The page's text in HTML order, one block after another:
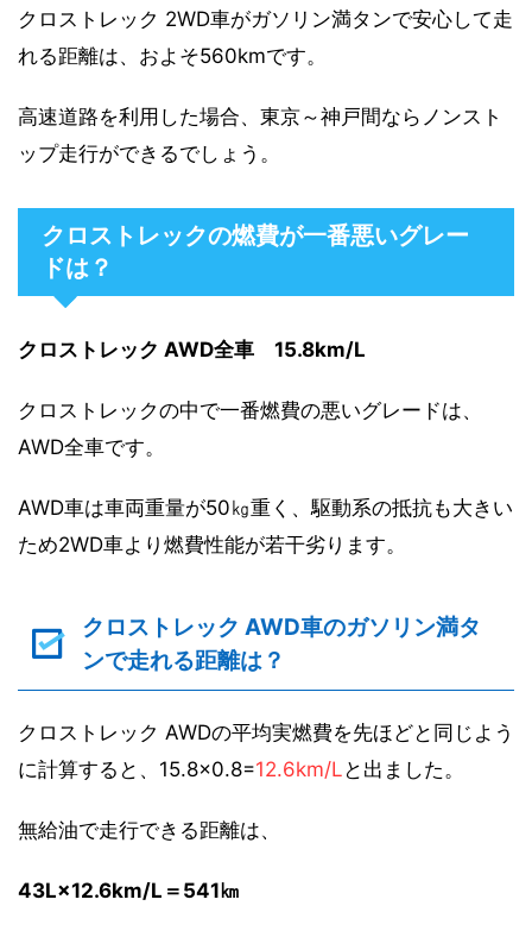
クロストレック 2WD車がガソリン満タンで安心して走
れる距離は、およそ560kmです。
高速道路を利用した場合、東京～神戸間ならノンスト
ップ走行ができるでしょう。
クロストレックの燃費が一番悪いグレー
ドは？
クロストレック AWD全車 15.8km/L
クロストレックの中で一番燃費の悪いグレードは、
AWD全車です。
AWD車は車両重量が50㎏重く、駆動系の抵抗も大きい
ため2WD車より燃費性能が若干劣ります。
クロストレック AWD車のガソリン満タ
ンで走れる距離は？
クロストレック AWDの平均実燃費を先ほどと同じよう
に計算すると、15.8×0.8=12.6km/L と出ました。
無給油で走行できる距離は、
43L×12.6km/L＝541㎞